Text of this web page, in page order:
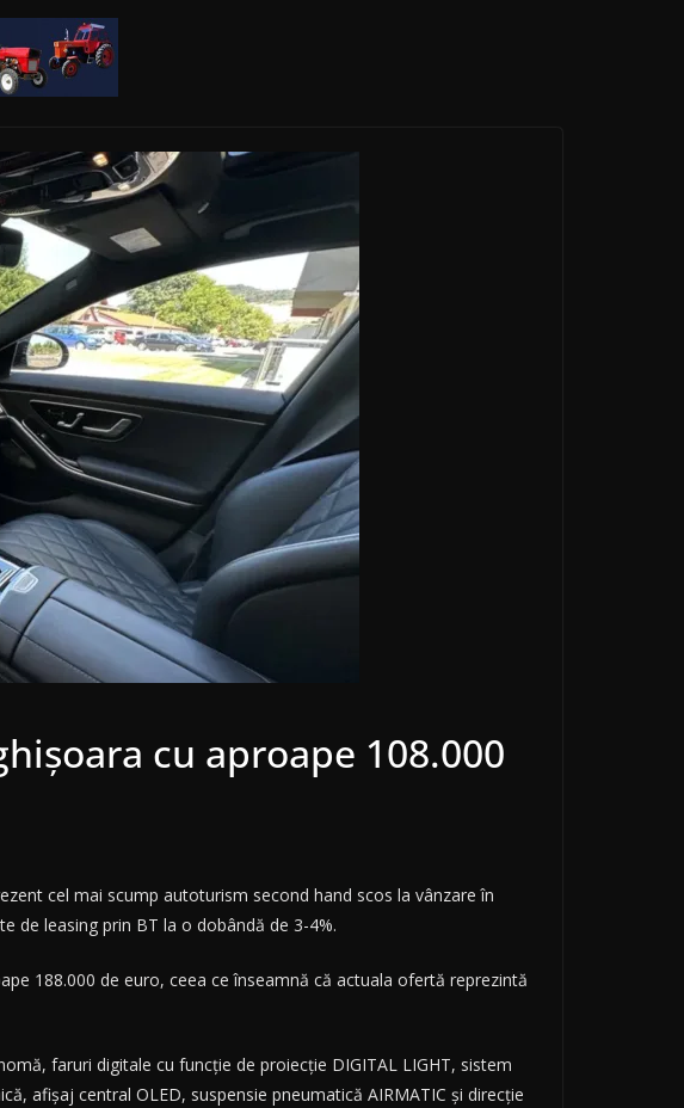
cu aproape 108.000
cel mai scump autoturism second hand scos la vânzare în
de leasing prin BT la o dobândă de 3-4%.
188.000 de euro, ceea ce înseamnă că actuala ofertă reprezintă
faruri digitale cu funcție de proiecție DIGITAL LIGHT, sistem
afișaj central OLED, suspensie pneumatică AIRMATIC și direcție